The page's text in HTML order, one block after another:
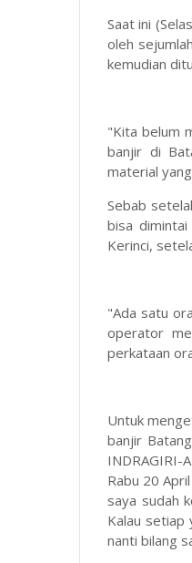
Saat ini
oleh
kemudian
"Kita belum
banjir di
material
Sebab
bisa
Kerinci,
"Ada satu
operator
perkataan
Untuk
banjir
INDRAGIRI-
Rabu 20
saya sudah
Kalau setiap
nanti bilang